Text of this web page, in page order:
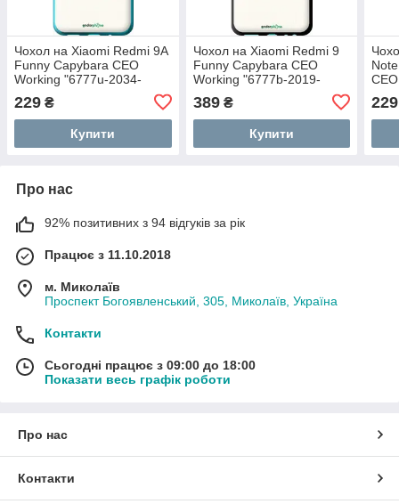
Чохол на Xiaomi Redmi 9A
Funny Capybara CEO
Working "6777u-2034-
229 ₴
Купити
Чохол на Xiaomi Redmi 9
Funny Capybara CEO
Working "6777b-2019-
389₴
Купити
229
Про нас
92% позитивних з 94 відгуків за рік
Працює з 11.10.2018
м. Миколаїв
Проспект Богоявленський, 305, Миколаїв, Україна
Контакти
Сьогодні працює з 09:00 до 18:00
Показати весь графік роботи
Про нас
Контакти